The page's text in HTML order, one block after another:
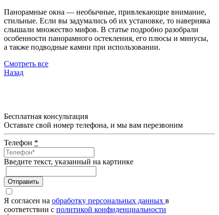
Панорамные окна — необычные, привлекающие внимание,
стильные. Если вы задумались об их установке, то наверняка
слышали множество мифов. В статье подробно разобрали
особенности панорамного остекления, его плюсы и минусы,
а также подводные камни при использовании.
Смотреть все
Назад
Бесплатная консультация
Оставьте свой номер телефона, и мы вам перезвоним
Телефон *
Введите текcт, указанный на картинке
Отправить
Я согласен на обработку персональных данных в
соответствии с политикой конфиденциальности